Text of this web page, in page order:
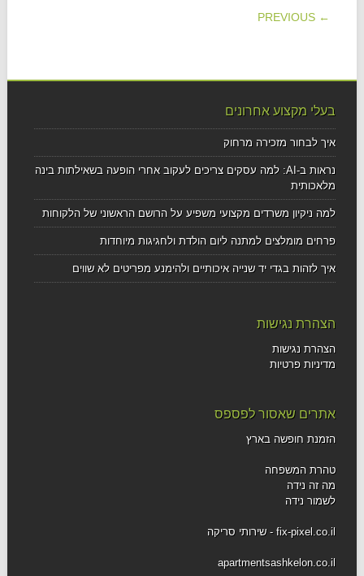
POST NAVIGATION
← PREVIOUS
בעלי מקצוע אחרונים
איך לבחור מזכירה מרחוק
נראות ב-AI: למה עסקים צריכים לעקוב אחרי הופעה בשאילתות בינה
מלאכותית
למה ניקיון משרדים מקצועי משפיע על הרושם הראשוני של הלקוחות
פרחים מומלצים למתנה ליום הולדת ולחגיגות מיוחדות
איך לזהות בגדי יד שנייה איכותיים ולהימנע מפריטים לא שווים
הצהרת נגישות
הצהרת נגישות
מדיניות פרטיות
אתרים שאסור לפספס
הזמנת חופשה בארץ
טהרת המשפחה
מה זה נידה
לשמור נידה
fix-pixel.co.il - שירותי סריקה
apartmentsashkelon.co.il